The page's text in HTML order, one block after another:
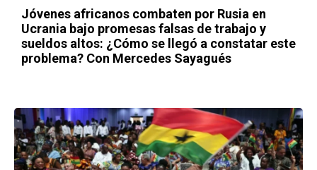
Jóvenes africanos combaten por Rusia en
Ucrania bajo promesas falsas de trabajo y
sueldos altos: ¿Cómo se llegó a constatar este
problema? Con Mercedes Sayagués